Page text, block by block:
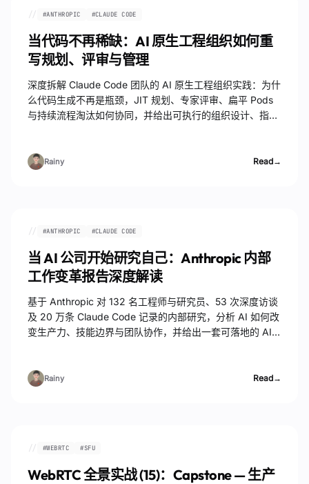
// #ANTHROPIC #CLAUDE CODE
当代码不再稀缺：AI 原生工程组织如何重
写规划、评审与管理
深度拆解 Claude Code 团队的 AI 原生工程组织实践：为什
么代码生成不再是瓶颈，JIT 规划、专家评审、扁平 Pods
与持续流程淘汰如何协同，并给出可执行的组织设计、指标
Rainy Read→
// #ANTHROPIC #CLAUDE CODE
当 AI 公司开始研究自己：Anthropic 内部
工作变革报告深度解读
基于 Anthropic 对 132 名工程师与研究员、53 次深度访谈
及 20 万条 Claude Code 记录的内部研究，分析 AI 如何改
变生产力、技能边界与团队协作，并给出一套可落地的 AI
Rainy Read→
// #WEBRTC #SFU
WebRTC 全景实战 (15)：Capstone — 生产